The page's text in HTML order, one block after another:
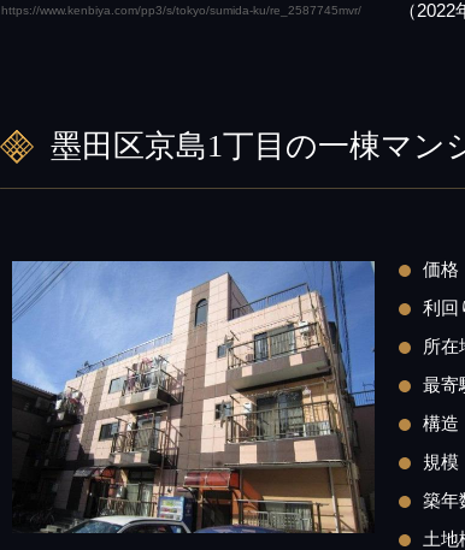
https://www.kenbiya.com/pp3/s/tokyo/sumida-ku/re_2587745mvr/
（
墨田区京島1丁目の一棟マン
価格
利回
所在
最寄
構造
規模
築年
土地